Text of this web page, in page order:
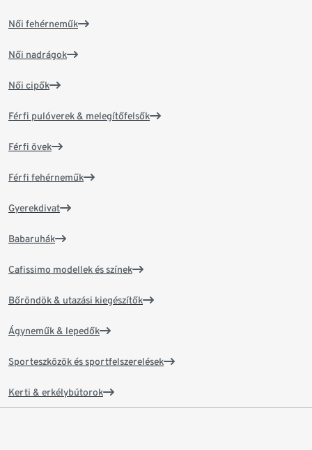
Női fehérneműk
Női nadrágok
Női cipők
Férfi pulóverek & melegítőfelsők
Férfi övek
Férfi fehérneműk
Gyerekdivat
Babaruhák
Cafissimo modellek és színek
Bőröndök & utazási kiegészítők
Ágyneműk & lepedők
Sporteszközök és sportfelszerelések
Kerti & erkélybútorok